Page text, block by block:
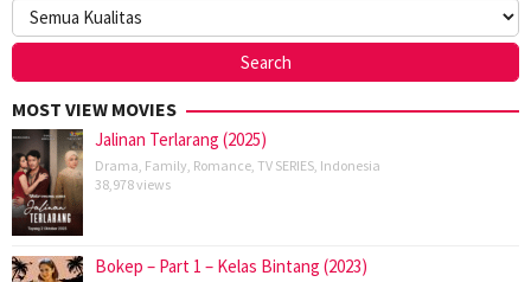
MOST VIEW MOVIES
Jalinan Terlarang (2025)
Drama, Family, Romance, TV SERIES, Indonesia
38,978 views
Bokep – Part 1 – Kelas Bintang (2023)